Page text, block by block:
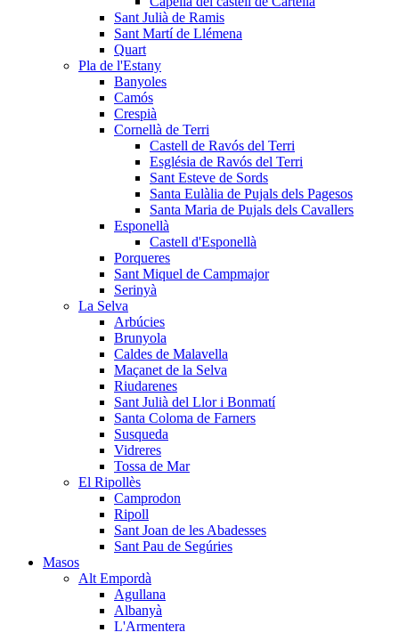
Sant Julià de Ramis
Sant Martí de Llémena
Quart
Pla de l'Estany
Banyoles
Camós
Crespià
Cornellà de Terri
Castell de Ravós del Terri
Església de Ravós del Terri
Sant Esteve de Sords
Santa Eulàlia de Pujals dels Pagesos
Santa Maria de Pujals dels Cavallers
Esponellà
Castell d'Esponellà
Porqueres
Sant Miquel de Campmajor
Serinyà
La Selva
Arbúcies
Brunyola
Caldes de Malavella
Maçanet de la Selva
Riudarenes
Sant Julià del Llor i Bonmatí
Santa Coloma de Farners
Susqueda
Vidreres
Tossa de Mar
El Ripollès
Camprodon
Ripoll
Sant Joan de les Abadesses
Sant Pau de Segúries
Masos
Alt Empordà
Agullana
Albanyà
L'Armentera